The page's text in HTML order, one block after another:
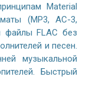
Material
(MP3, AC-3,
файлы FLAC без
и песен.
музыкальной
Быстрый